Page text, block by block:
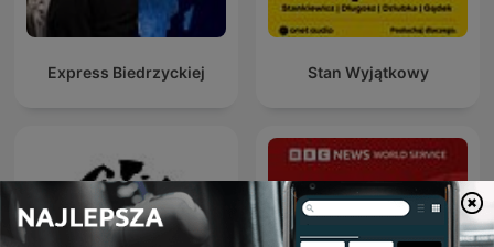
Express Biedrzyckiej Stan Wyjątkowy